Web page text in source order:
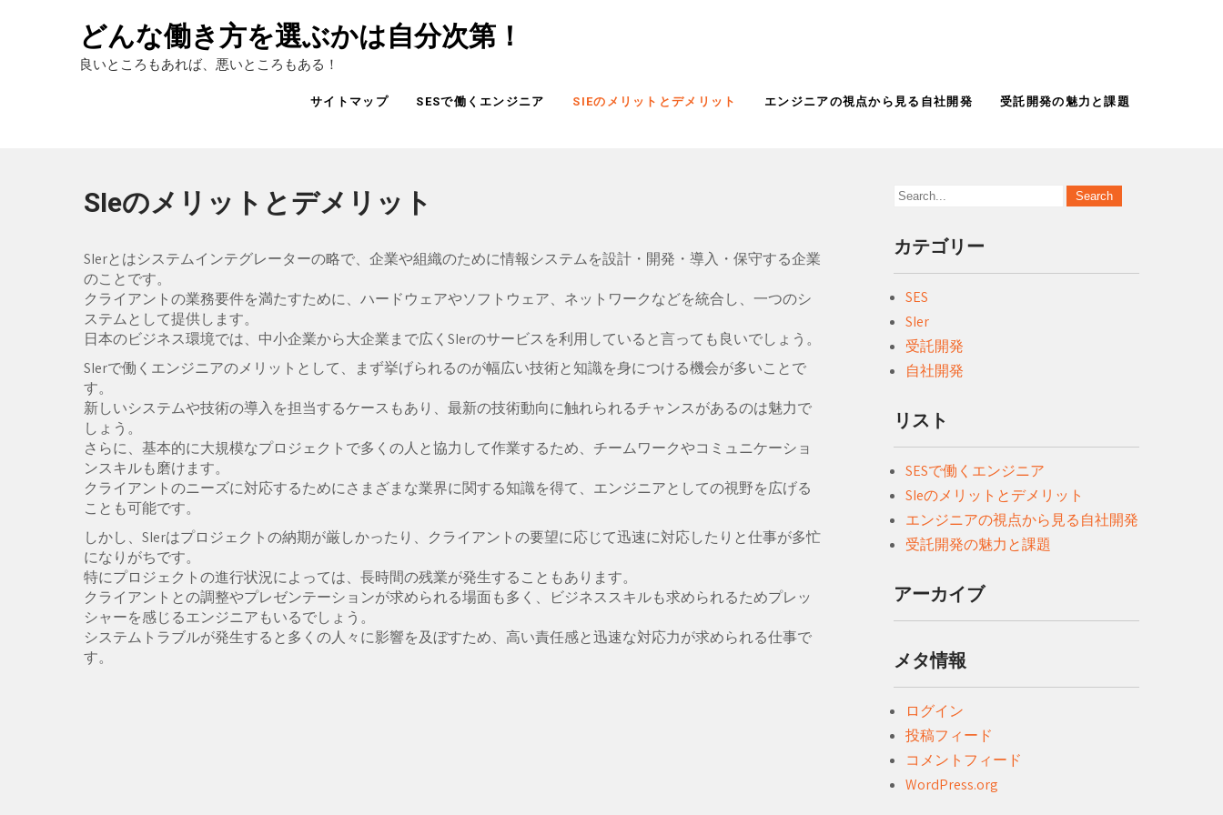
どんな働き方を選ぶかは自分次第！
良いところもあれば、悪いところもある！
サイトマップ SESで働くエンジニア SIEのメリットとデメリット エンジニアの視点から見る自社開発 受託開発の魅力と課題
SIeのメリットとデメリット
SIerとはシステムインテグレーターの略で、企業や組織のために情報システムを設計・開発・導入・保守する企業
のことです。
クライアントの業務要件を満たすために、ハードウェアやソフトウェア、ネットワークなどを統合し、一つのシ
ステムとして提供します。
日本のビジネス環境では、中小企業から大企業まで広くSIerのサービスを利用していると言っても良いでしょう。
SIerで働くエンジニアのメリットとして、まず挙げられるのが幅広い技術と知識を身につける機会が多いことで
す。
新しいシステムや技術の導入を担当するケースもあり、最新の技術動向に触れられるチャンスがあるのは魅力で
しょう。
さらに、基本的に大規模なプロジェクトで多くの人と協力して作業するため、チームワークやコミュニケーショ
ンスキルも磨けます。
クライアントのニーズに対応するためにさまざまな業界に関する知識を得て、エンジニアとしての視野を広げる
ことも可能です。
しかし、SIerはプロジェクトの納期が厳しかったり、クライアントの要望に応じて迅速に対応したりと仕事が多忙
になりがちです。
特にプロジェクトの進行状況によっては、長時間の残業が発生することもあります。
クライアントとの調整やプレゼンテーションが求められる場面も多く、ビジネススキルも求められるためプレッ
シャーを感じるエンジニアもいるでしょう。
システムトラブルが発生すると多くの人々に影響を及ぼすため、高い責任感と迅速な対応力が求められる仕事で
す。
カテゴリー
SES
SIer
受託開発
自社開発
リスト
SESで働くエンジニア
SIeのメリットとデメリット
エンジニアの視点から見る自社開発
受託開発の魅力と課題
アーカイブ
メタ情報
ログイン
投稿フィード
コメントフィード
WordPress.org